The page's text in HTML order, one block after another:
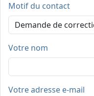
Motif du contact
Votre nom
Votre adresse e-mail